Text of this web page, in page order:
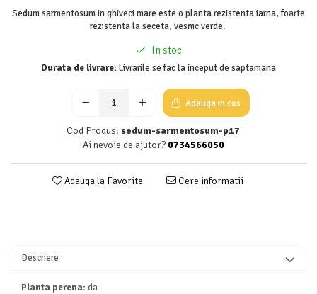
Sedum sarmentosum in ghiveci mare este o planta rezistenta iarna, foarte
rezistenta la seceta, vesnic verde.
In stoc
Durata de livrare: Livrarile se fac la inceput de saptamana
Adauga in cos
Cod Produs: sedum-sarmentosum-p17
Ai nevoie de ajutor? 0734566050
Adauga la Favorite Cere informatii
Descriere
Planta perena: da